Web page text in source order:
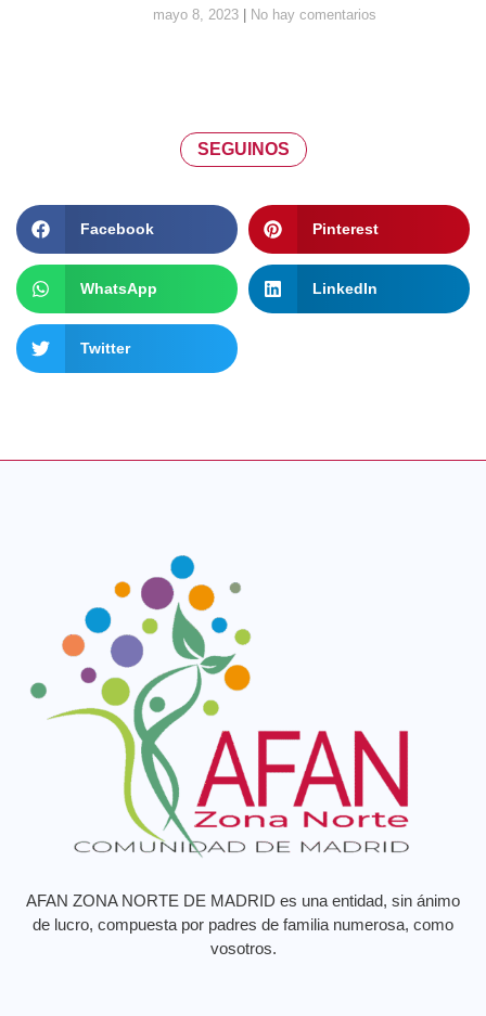
mayo 8, 2023 No hay comentarios
SEGUINOS
Facebook Pinterest
WhatsApp LinkedIn
Twitter
AFAN ZONA NORTE DE MADRID es una entidad, sin ánimo
de lucro, compuesta por padres de familia numerosa, como
vosotros.